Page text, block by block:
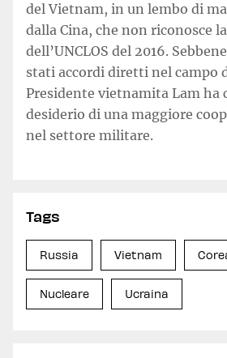
del Vietnam, in un lembo di
dalla Cina, che non riconosce
dell’UNCLOS del 2016.
stati accordi diretti nel campo
Presidente vietnamita Lam ha
desiderio di una maggiore
nel settore militare.
Tags
Russia Vietnam
Nucleare Ucraina